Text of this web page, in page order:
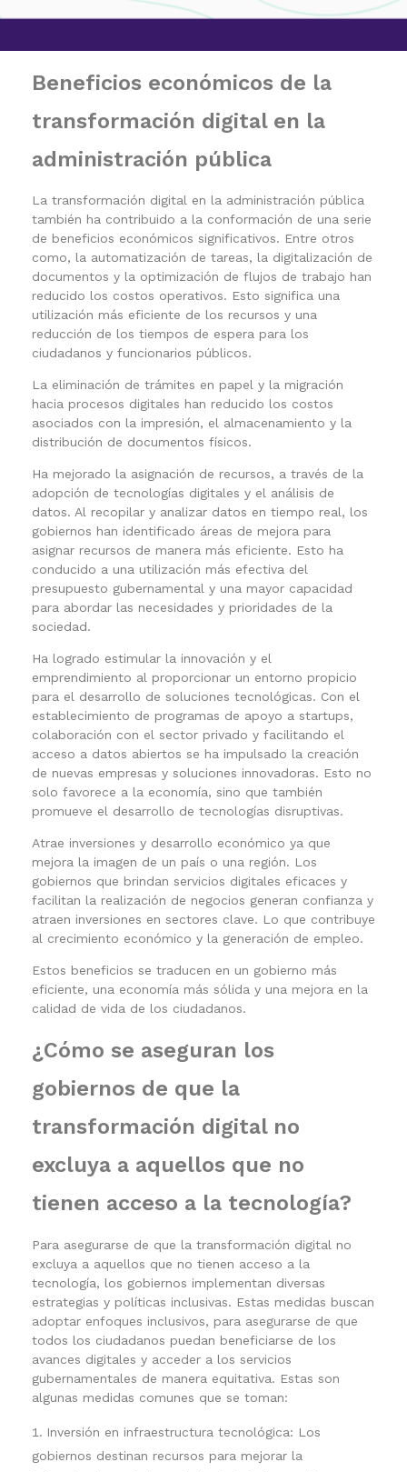
Beneficios económicos de la
transformación digital en la
administración pública
La transformación digital en la administración pública
también ha contribuido a la conformación de una serie
de beneficios económicos significativos. Entre otros
como, la automatización de tareas, la digitalización de
documentos y la optimización de flujos de trabajo han
reducido los costos operativos. Esto significa una
utilización más eficiente de los recursos y una
reducción de los tiempos de espera para los
ciudadanos y funcionarios públicos.
La eliminación de trámites en papel y la migración
hacia procesos digitales han reducido los costos
asociados con la impresión, el almacenamiento y la
distribución de documentos físicos.
Ha mejorado la asignación de recursos, a través de la
adopción de tecnologías digitales y el análisis de
datos. Al recopilar y analizar datos en tiempo real, los
gobiernos han identificado áreas de mejora para
asignar recursos de manera más eficiente. Esto ha
conducido a una utilización más efectiva del
presupuesto gubernamental y una mayor capacidad
para abordar las necesidades y prioridades de la
sociedad.
Ha logrado estimular la innovación y el
emprendimiento al proporcionar un entorno propicio
para el desarrollo de soluciones tecnológicas. Con el
establecimiento de programas de apoyo a startups,
colaboración con el sector privado y facilitando el
acceso a datos abiertos se ha impulsado la creación
de nuevas empresas y soluciones innovadoras. Esto no
solo favorece a la economía, sino que también
promueve el desarrollo de tecnologías disruptivas.
Atrae inversiones y desarrollo económico ya que
mejora la imagen de un país o una región. Los
gobiernos que brindan servicios digitales eficaces y
facilitan la realización de negocios generan confianza y
atraen inversiones en sectores clave. Lo que contribuye
al crecimiento económico y la generación de empleo.
Estos beneficios se traducen en un gobierno más
eficiente, una economía más sólida y una mejora en la
calidad de vida de los ciudadanos.
¿Cómo se aseguran los
gobiernos de que la
transformación digital no
excluya a aquellos que no
tienen acceso a la tecnología?
Para asegurarse de que la transformación digital no
excluya a aquellos que no tienen acceso a la
tecnología, los gobiernos implementan diversas
estrategias y políticas inclusivas. Estas medidas buscan
adoptar enfoques inclusivos, para asegurarse de que
todos los ciudadanos puedan beneficiarse de los
avances digitales y acceder a los servicios
gubernamentales de manera equitativa. Estas son
algunas medidas comunes que se toman:
Inversión en infraestructura tecnológica: Los
gobiernos destinan recursos para mejorar la